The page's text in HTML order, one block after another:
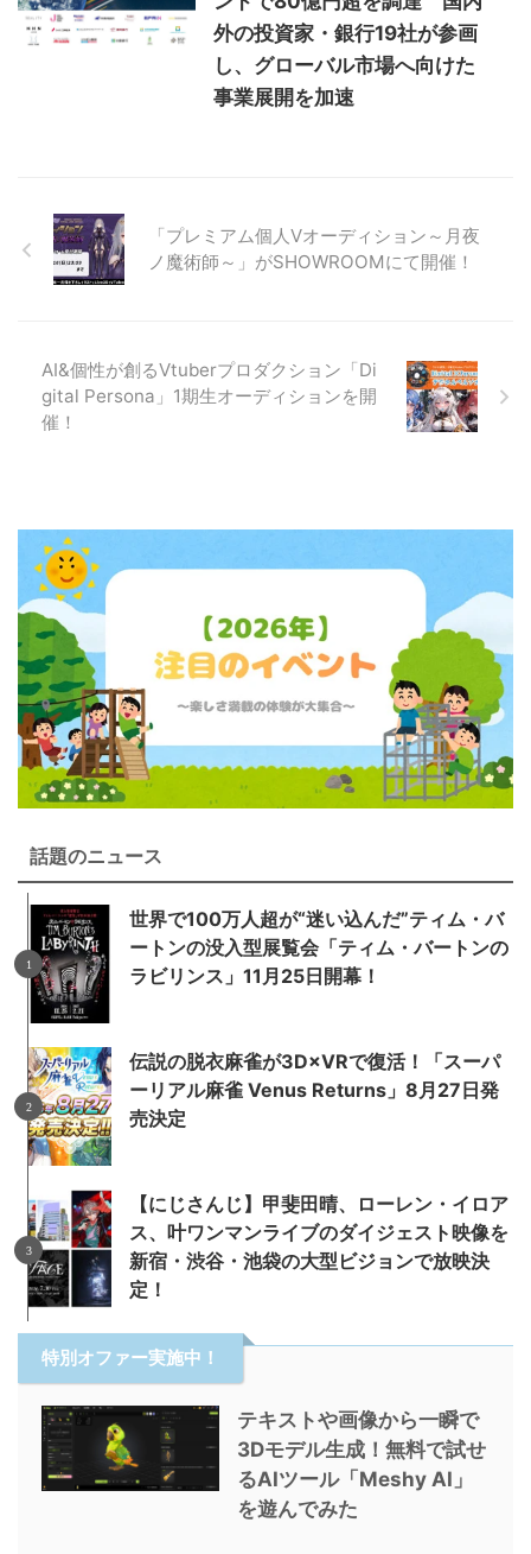
外の投資家・銀行19社が参画
し、グローバル市場へ向けた
事業展開を加速
「プレミアム個人Vオーディション～月夜
ノ魔術師～」がSHOWROOMにて開催！
AI&個性が創るVtuberプロダクション「Di
gital Persona」1期生オーディションを開
催！
話題のニュース
世界で100万人超が“迷い込んだ”ティム・バ
ートンの没入型展覧会「ティム・バートンの
ラビリンス」11月25日開幕！
伝説の脱衣麻雀が3D×VRで復活！「スーパ
ーリアル麻雀 Venus Returns」8月27日発
売決定
【にじさんじ】甲斐田晴、ローレン・イロア
ス、叶ワンマンライブのダイジェスト映像を
新宿・渋谷・池袋の大型ビジョンで放映決
定！
特別オファー実施中！
テキストや画像から一瞬で
3Dモデル生成！無料で試せ
るAIツール「Meshy AI」
を遊んでみた